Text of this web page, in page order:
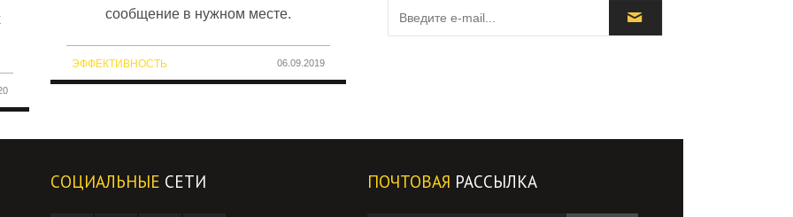
сообщение в нужном месте.
ЭФФЕКТИВНОСТЬ 06.09.2019
СОЦИАЛЬНЫЕ СЕТИ ПОЧТОВАЯ РАССЫЛКА